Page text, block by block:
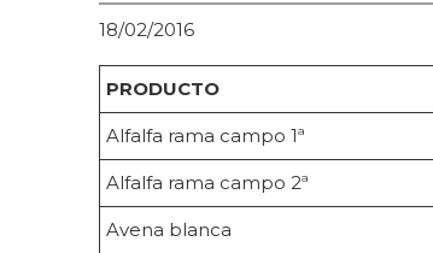
18/02/2016
PRODUCTO
Alfalfa rama campo 1ª
Alfalfa rama campo 2ª
Avena blanca